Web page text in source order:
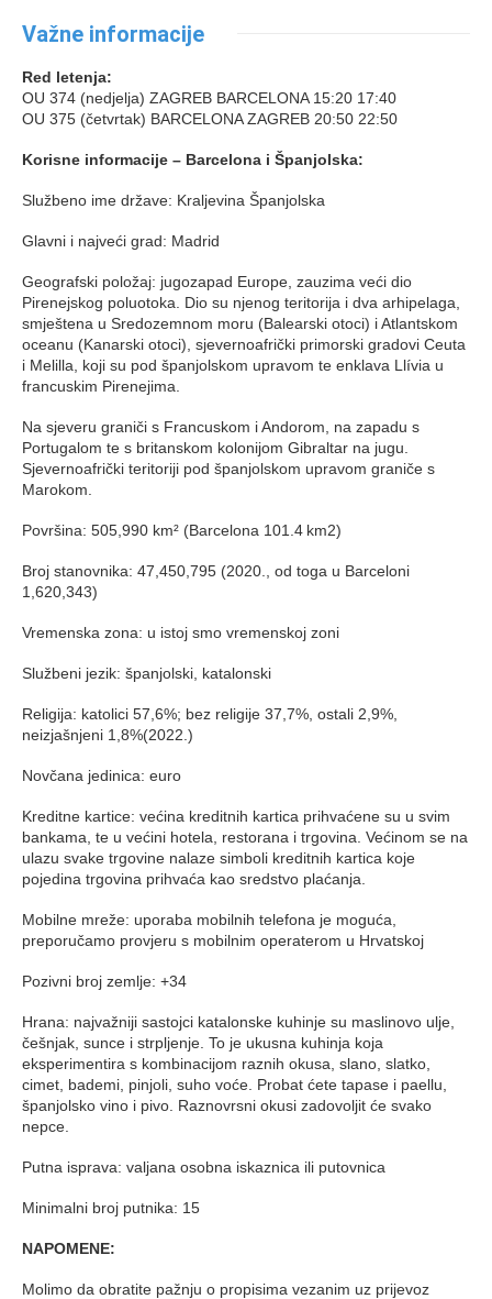
Važne informacije
Red letenja:
OU 374 (nedjelja) ZAGREB BARCELONA 15:20 17:40
OU 375 (četvrtak) BARCELONA ZAGREB 20:50 22:50
Korisne informacije – Barcelona i Španjolska:
Službeno ime države: Kraljevina Španjolska
Glavni i najveći grad: Madrid
Geografski položaj: jugozapad Europe, zauzima veći dio
Pirenejskog poluotoka. Dio su njenog teritorija i dva arhipelaga,
smještena u Sredozemnom moru (Balearski otoci) i Atlantskom
oceanu (Kanarski otoci), sjevernoafrički primorski gradovi Ceuta
i Melilla, koji su pod španjolskom upravom te enklava Llívia u
francuskim Pirenejima.
Na sjeveru graniči s Francuskom i Andorom, na zapadu s
Portugalom te s britanskom kolonijom Gibraltar na jugu.
Sjevernoafrički teritoriji pod španjolskom upravom graniče s
Marokom.
Površina: 505,990 km² (Barcelona 101.4 km2)
Broj stanovnika: 47,450,795 (2020., od toga u Barceloni
1,620,343)
Vremenska zona: u istoj smo vremenskoj zoni
Službeni jezik: španjolski, katalonski
Religija: katolici 57,6%; bez religije 37,7%, ostali 2,9%,
neizjašnjeni 1,8%(2022.)
Novčana jedinica: euro
Kreditne kartice: većina kreditnih kartica prihvaćene su u svim
bankama, te u većini hotela, restorana i trgovina. Većinom se na
ulazu svake trgovine nalaze simboli kreditnih kartica koje
pojedina trgovina prihvaća kao sredstvo plaćanja.
Mobilne mreže: uporaba mobilnih telefona je moguća,
preporučamo provjeru s mobilnim operaterom u Hrvatskoj
Pozivni broj zemlje: +34
Hrana: najvažniji sastojci katalonske kuhinje su maslinovo ulje,
češnjak, sunce i strpljenje. To je ukusna kuhinja koja
eksperimentira s kombinacijom raznih okusa, slano, slatko,
cimet, bademi, pinjoli, suho voće. Probat ćete tapase i paellu,
španjolsko vino i pivo. Raznovrsni okusi zadovoljit će svako
nepce.
Putna isprava: valjana osobna iskaznica ili putovnica
Minimalni broj putnika: 15
NAPOMENE:
Molimo da obratite pažnju o propisima vezanim uz prijevoz